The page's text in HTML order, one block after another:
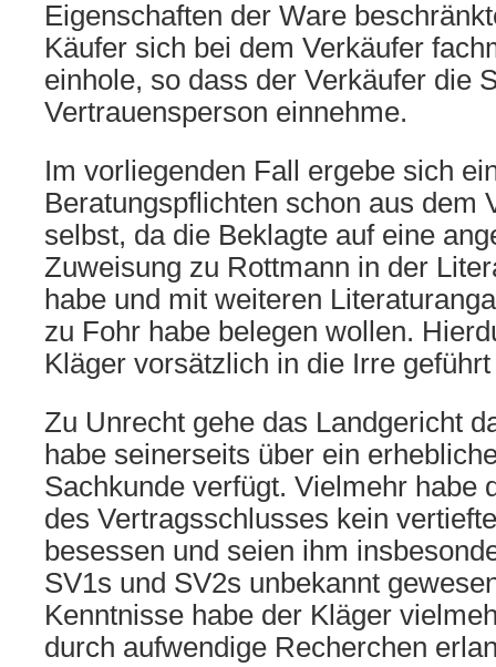
Eigenschaften der Ware
Käufer sich bei dem Verkäufer
einhole, so dass der Verkäufer die
Vertrauensperson einnehme.
Im vorliegenden Fall ergebe sich
Beratungspflichten schon aus dem
selbst, da die Beklagte auf eine
Zuweisung zu Rottmann in der
habe und mit weiteren
zu Fohr habe belegen wollen.
Kläger vorsätzlich in die Irre
Zu Unrecht gehe das Landgericht
habe seinerseits über ein
Sachkunde verfügt. Vielmehr habe
des Vertragsschlusses kein
besessen und seien ihm
SV1s und SV2s unbekannt
Kenntnisse habe der Kläger
durch aufwendige Recherchen